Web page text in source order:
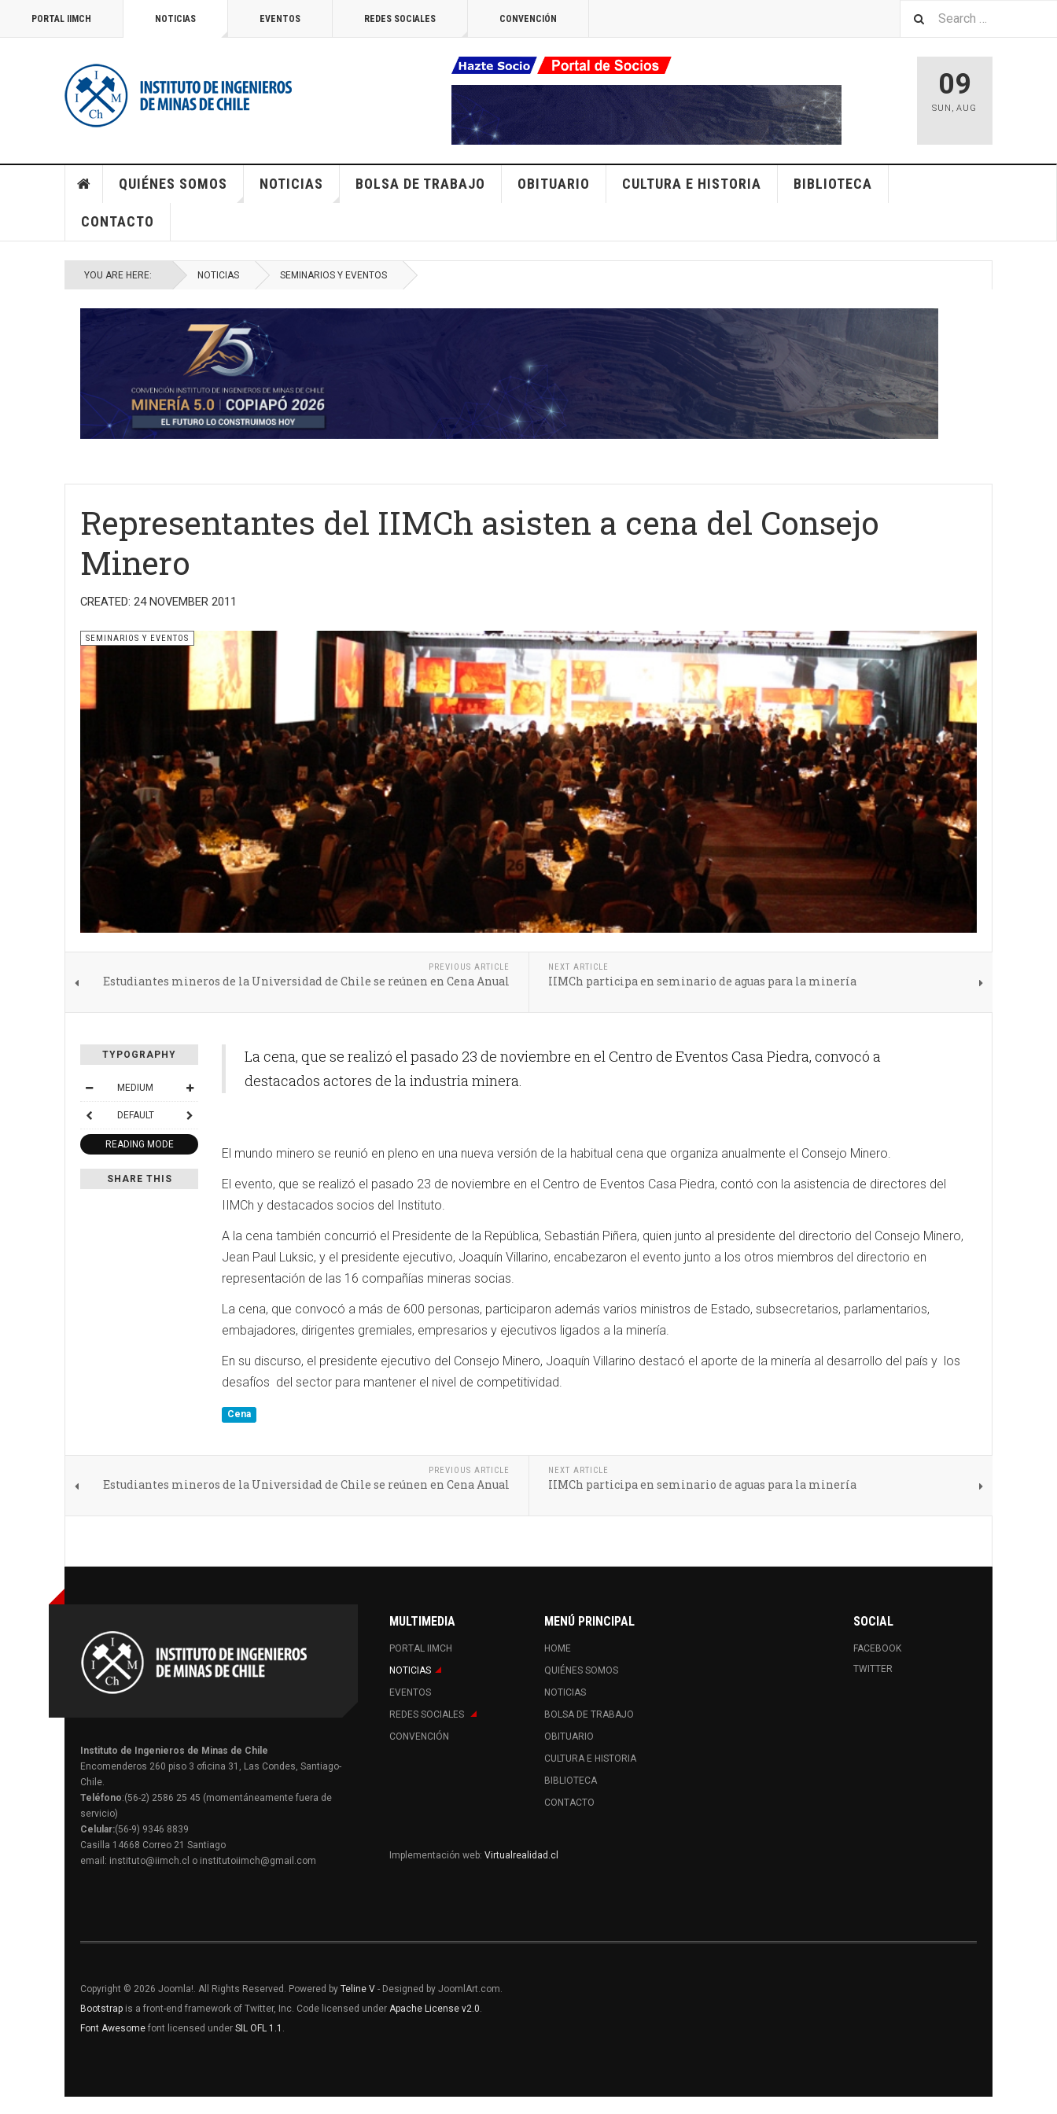
PORTAL IIMCH NOTICIAS EVENTOS REDES SOCIALES CONVENCIÓN
09
SUN ,AUG
QUIÉNES SOMOS NOTICIAS BOLSA DE TRABAJO OBITUARIO CULTURA E HISTORIA BIBLIOTECA
CONTACTO
YOU ARE HERE: NOTICIAS SEMINARIOS Y EVENTOS
Representantes del IIMCh asisten a cena del Consejo
Minero
CREATED: 24 NOVEMBER 2011
SEMINARIOS Y EVENTOS
PREVIOUS ARTICLE
Estudiantes mineros de la Universidad de Chile se reúnen en Cena Anual
NEXT ARTICLE
IIMCh participa en seminario de aguas para la minería
TYPOGRAPHY
MEDIUM
DEFAULT
READING MODE
SHARE THIS
La cena, que se realizó el pasado 23 de noviembre en el Centro de Eventos Casa Piedra, convocó a
destacados actores de la industria minera.
El mundo minero se reunió en pleno en una nueva versión de la habitual cena que organiza anualmente el Consejo Minero.
El evento, que se realizó el pasado 23 de noviembre en el Centro de Eventos Casa Piedra, contó con la asistencia de directores del
IIMCh y destacados socios del Instituto.
A la cena también concurrió el Presidente de la República, Sebastián Piñera, quien junto al presidente del directorio del Consejo Minero,
Jean Paul Luksic, y el presidente ejecutivo, Joaquín Villarino, encabezaron el evento junto a los otros miembros del directorio en
representación de las 16 compañías mineras socias.
La cena, que convocó a más de 600 personas, participaron además varios ministros de Estado, subsecretarios, parlamentarios,
embajadores, dirigentes gremiales, empresarios y ejecutivos ligados a la minería.
En su discurso, el presidente ejecutivo del Consejo Minero, Joaquín Villarino destacó el aporte de la minería al desarrollo del país y los
desafíos del sector para mantener el nivel de competitividad.
Cena
PREVIOUS ARTICLE
Estudiantes mineros de la Universidad de Chile se reúnen en Cena Anual
NEXT ARTICLE
IIMCh participa en seminario de aguas para la minería
Instituto de Ingenieros de Minas de Chile
Encomenderos 260 piso 3 oficina 31, Las Condes, Santiago-
Chile.
Teléfono:(56-2) 2586 25 45 (momentáneamente fuera de
servicio)
Celular:(56-9) 9346 8839
Casilla 14668 Correo 21 Santiago
email: instituto@iimch.cl o institutoiimch@gmail.com
MULTIMEDIA
PORTAL IIMCH
NOTICIAS
EVENTOS
REDES SOCIALES
CONVENCIÓN
MENÚ PRINCIPAL
HOME
QUIÉNES SOMOS
NOTICIAS
BOLSA DE TRABAJO
OBITUARIO
CULTURA E HISTORIA
BIBLIOTECA
CONTACTO
SOCIAL
FACEBOOK
TWITTER
Implementación web:Virtualrealidad.cl
Copyright © 2026 Joomla!. All Rights Reserved. Powered by Teline V - Designed by JoomlArt.com.
Bootstrap is a front-end framework of Twitter, Inc. Code licensed under Apache License v2.0.
Font Awesome font licensed under SIL OFL 1.1 .